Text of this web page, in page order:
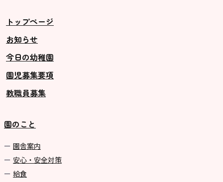
トップページ
お知らせ
今日の幼稚園
園児募集要項
教職員募集
園のこと
園舎案内
安心・安全対策
給食